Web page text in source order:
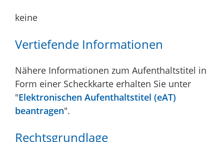
keine
Vertiefende Informationen
Nähere Informationen zum Aufenthaltstitel in
Form einer Scheckkarte erhalten Sie unter
"Elektronischen Aufenthaltstitel (eAT)
beantragen".
Rechtsgrundlage